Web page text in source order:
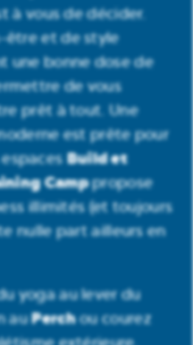
à vous de décider.
être et de style
une bonne dose de
de vous
prêt à tout. Une
est prête pour
espacesBuild et
Camppropose
illimités (et toujours
nulle part ailleurs en
yoga au lever du
auPerchou courez